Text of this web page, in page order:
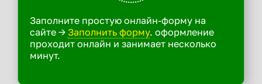
Заполните простую онлайн-форму на
сайте -> Заполнить форму. оформление
проходит онлайн и занимает несколько
минут.